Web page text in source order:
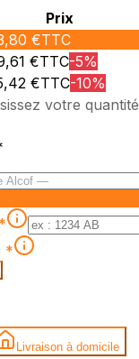
Prix
€TTC
€TTC-5%
€TTC-10%
votre quantité
*
*
Livraison à domicile